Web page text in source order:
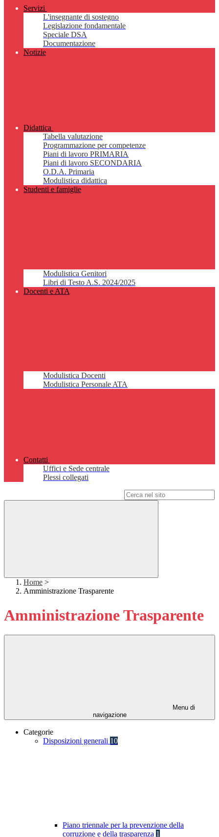
Servizi
L'insegnante di sostegno
Legislazione fondamentale
Speciale DSA
Documentazione
Notizie
Didattica
Tabella valutazione
Programmazione per competenze
Piani di lavoro PRIMARIA
Piani di lavoro SECONDARIA
O.D.A. Primaria
Modulistica didattica
Studenti e famiglie
Modulistica Genitori
Libri di Testo A.S. 2024/2025
Docenti e ATA
Modulistica Docenti
Modulistica Personale ATA
Contatti
Uffici e Sede centrale
Plessi collegati
Home >
Amministrazione Trasparente
Amministrazione Trasparente
Menu di
navigazione
Categorie
Disposizioni generali 10
Piano triennale per la prevenzione della
corruzione e della trasparenza 1